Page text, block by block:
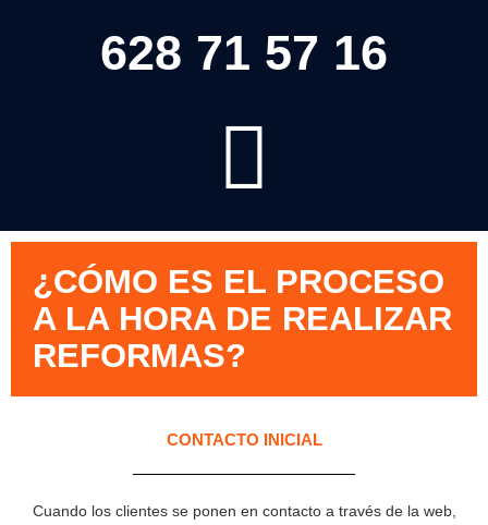
628 71 57 16
¿CÓMO ES EL PROCESO
A LA HORA DE REALIZAR
REFORMAS?
CONTACTO INICIAL
Cuando los clientes se ponen en contacto a través de la web,